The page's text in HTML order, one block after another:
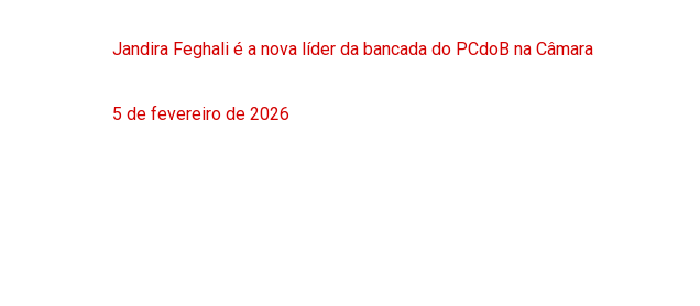
Jandira Feghali é a nova líder da bancada do PCdoB na Câmara
5 de fevereiro de 2026